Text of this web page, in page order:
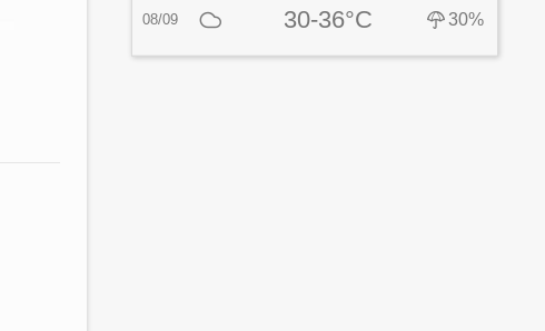
08/09 30-36°C 30%